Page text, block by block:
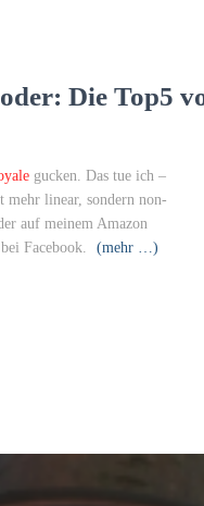
Die Top5
gucken. Das tue ich –
mehr linear, sondern non-
auf meinem Amazon
Facebook.
(mehr …)